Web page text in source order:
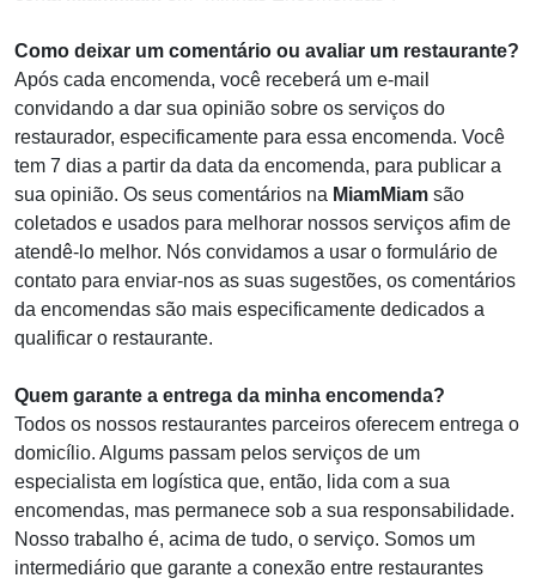
Como deixar um comentário ou avaliar um restaurante?
Após cada encomenda, você receberá um e-mail
convidando a dar sua opinião sobre os serviços do
restaurador, especificamente para essa encomenda. Você
tem 7 dias a partir da data da encomenda, para publicar a
sua opinião. Os seus comentários na MiamMiam são
coletados e usados para melhorar nossos serviços afim de
atendê-lo melhor. Nós convidamos a usar o formulário de
contato para enviar-nos as suas sugestões, os comentários
da encomendas são mais especificamente dedicados a
qualificar o restaurante.
Quem garante a entrega da minha encomenda?
Todos os nossos restaurantes parceiros oferecem entrega o
domicílio. Algums passam pelos serviços de um
especialista em logística que, então, lida com a sua
encomendas, mas permanece sob a sua responsabilidade.
Nosso trabalho é, acima de tudo, o serviço. Somos um
intermediário que garante a conexão entre restaurantes